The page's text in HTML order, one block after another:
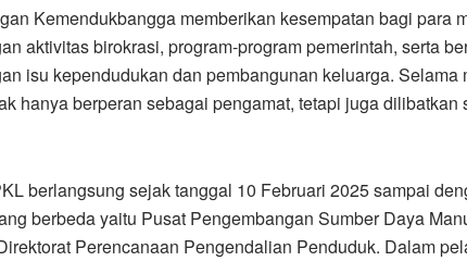
Kemendukbangga memberikan kesempatan bagi para
aktivitas birokrasi, program-program pemerintah, serta
isu kependudukan dan pembangunan keluarga. Selama
hanya berperan sebagai pengamat, tetapi juga dilibatkan
berlangsung sejak tanggal 10 Februari 2025 sampai
berbeda yaitu Pusat Pengembangan Sumber Daya
Perencanaan Pengendalian Penduduk. Dalam